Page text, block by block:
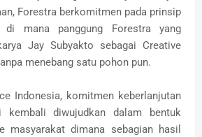
Forestra berkomitmen pada prinsip
mana panggung Forestra yang
Jay Subyakto sebagai Creative
menebang satu pohon pun.
Indonesia, komitmen keberlanjutan
kembali diwujudkan dalam bentuk
masyarakat dimana sebagian hasil